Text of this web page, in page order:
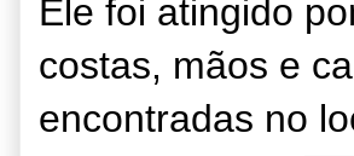
Ele foi atingido
costas, mãos e
encontradas no